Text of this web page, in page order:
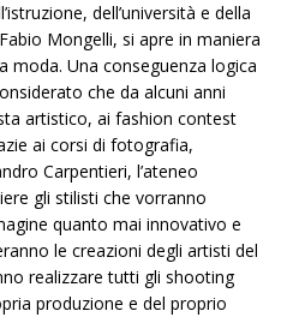
dell’università e della
Mongelli, si apre in maniera
moda. Una conseguenza logica
che da alcuni anni
artistico, ai fashion contest
ai corsi di fotografia,
Carpentieri, l’ateneo
gli stilisti che vorranno
quanto mai innovativo e
le creazioni degli artisti del
realizzare tutti gli shooting
produzione e del proprio